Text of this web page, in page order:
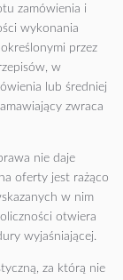
zamówienia i
wykonania
przez
w
lub średniej
zwraca
nie daje
oferty jest rażąco
w nim
otwiera
wyjaśniającej.
za którą nie